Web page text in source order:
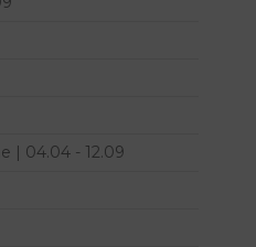
| 04.04 - 12.09